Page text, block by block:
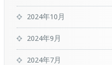
2024年10月
2024年9月
2024年7月